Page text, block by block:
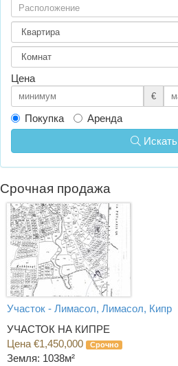
Расположение
Цена
€
Покупка
Аренда
Искать
Срочная продажа
Участок - Лимасол, Лимасол, Кипр
УЧАСТОК НА КИПРЕ
Цена €1,450,000
Срочно
Земля: 1038м²